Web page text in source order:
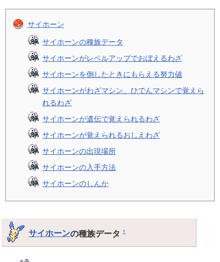
サイホーン
サイホーンの種族データ
サイホーンがレベルアップでおぼえるわざ
サイホーンを倒したときにもらえる努力値
サイホーンがわざマシン、ひでんマシンで覚えら
れるわざ
サイホーンが遺伝で覚えられるわざ
サイホーンが覚えられるおしえわざ
サイホーンの出現場所
サイホーンの入手方法
サイホーンのしんか
サイホーンの種族データ†